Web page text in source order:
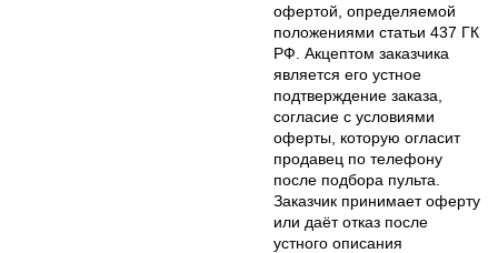
офертой, определяемой
положениями статьи 437 ГК
РФ. Акцептом заказчика
является его устное
подтверждение заказа,
согласие с условиями
оферты, которую огласит
продавец по телефону
после подбора пульта.
Заказчик принимает оферту
или даёт отказ после
устного описания